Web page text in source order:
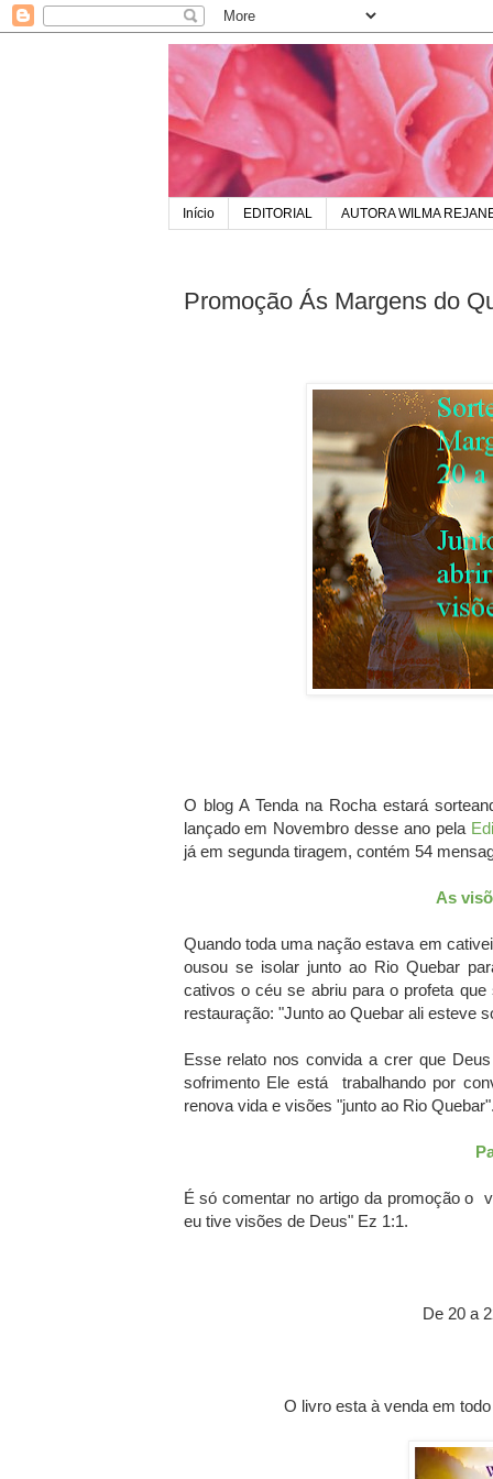
Início EDITORIAL AUTORA WILMA
Promoção Ás Margens do
O blog A Tenda na Rocha estará
lançado em Novembro desse ano pela
já em segunda tiragem, contém 54
As
Quando toda uma nação estava em
ousou se isolar junto ao Rio Quebar
cativos o céu se abriu para o profeta
restauração: "Junto ao Quebar ali esteve
Esse relato nos convida a crer que
sofrimento Ele está trabalhando por
renova vida e visões "junto ao Rio
É só comentar no artigo da promoção o
eu tive visões de Deus" Ez 1:1.
De 20 a
O livro esta à venda em